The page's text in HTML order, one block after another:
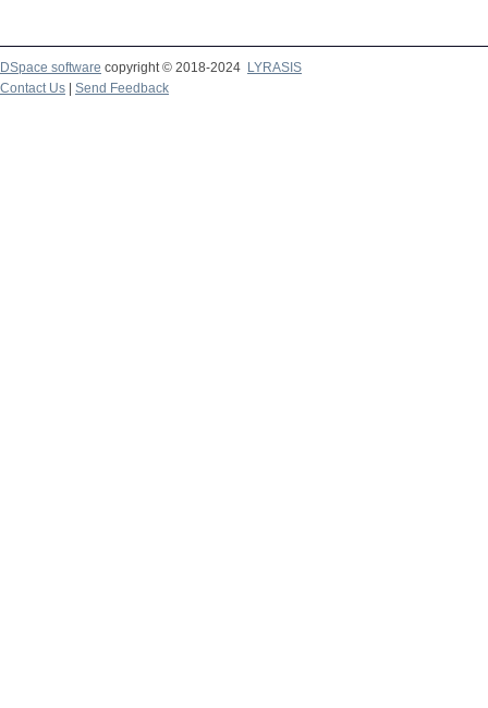
DSpace software copyright © 2018-2024 LYRASIS
Contact Us
Send Feedback